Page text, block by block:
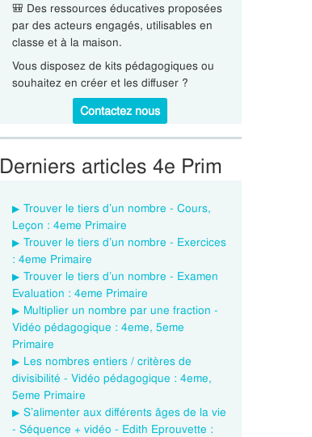
🎒 Des ressources éducatives proposées
par des acteurs engagés, utilisables en
classe et à la maison.
Vous disposez de kits pédagogiques ou
souhaitez en créer et les diffuser ?
Contactez nous
Derniers articles 4e Prim
Trouver le tiers d’un nombre - Cours,
Leçon : 4eme Primaire
Trouver le tiers d’un nombre - Exercices
: 4eme Primaire
Trouver le tiers d’un nombre - Examen
Evaluation : 4eme Primaire
Multiplier un nombre par une fraction -
Vidéo pédagogique : 4eme, 5eme
Primaire
Les nombres entiers / critères de
divisibilité - Vidéo pédagogique : 4eme,
5eme Primaire
S’alimenter aux différents âges de la vie
- Séquence + vidéo - Edith Eprouvette :